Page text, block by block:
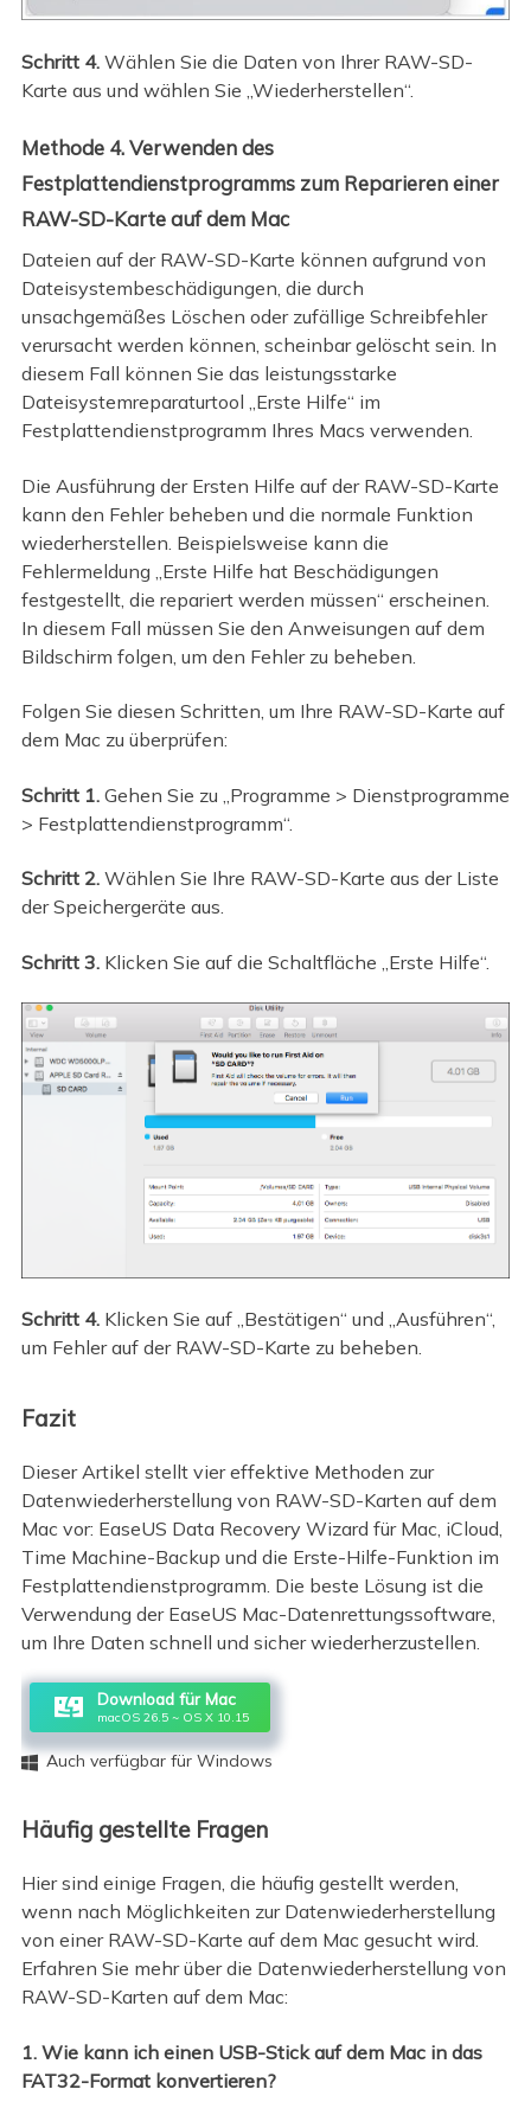
Schritt 4.Wählen Sie die Daten von Ihrer RAW-SD-
Karte aus und wählen Sie „Wiederherstellen“.
Methode 4. Verwenden des
Festplattendienstprogramms zum Reparieren einer
RAW-SD-Karte auf dem Mac
Dateien auf der RAW-SD-Karte können aufgrund von
Dateisystembeschädigungen, die durch
unsachgemäßes Löschen oder zufällige Schreibfehler
verursacht werden können, scheinbar gelöscht sein. In
diesem Fall können Sie das leistungsstarke
Dateisystemreparaturtool „Erste Hilfe“ im
Festplattendienstprogramm Ihres Macs verwenden.
Die Ausführung der Ersten Hilfe auf der RAW-SD-Karte
kann den Fehler beheben und die normale Funktion
wiederherstellen. Beispielsweise kann die
Fehlermeldung „Erste Hilfe hat Beschädigungen
festgestellt, die repariert werden müssen“ erscheinen.
In diesem Fall müssen Sie den Anweisungen auf dem
Bildschirm folgen, um den Fehler zu beheben.
Folgen Sie diesen Schritten, um Ihre RAW-SD-Karte auf
dem Mac zu überprüfen:
Schritt 1.Gehen Sie zu „Programme > Dienstprogramme
> Festplattendienstprogramm“.
Schritt 2.Wählen Sie Ihre RAW-SD-Karte aus der Liste
der Speichergeräte aus.
Schritt 3.Klicken Sie auf die Schaltfläche „Erste Hilfe“.
Schritt 4.Klicken Sie auf „Bestätigen“ und „Ausführen“,
um Fehler auf der RAW-SD-Karte zu beheben.
Fazit
Dieser Artikel stellt vier effektive Methoden zur
Datenwiederherstellung von RAW-SD-Karten auf dem
Mac vor: EaseUS Data Recovery Wizard für Mac, iCloud,
Time Machine-Backup und die Erste-Hilfe-Funktion im
Festplattendienstprogramm. Die beste Lösung ist die
Verwendung der EaseUS Mac-Datenrettungssoftware,
um Ihre Daten schnell und sicher wiederherzustellen.
Download für Mac
macOS 26.5 ~ OS X 10.15
 Auch verfügbar für Windows
Häufig gestellte Fragen
Hier sind einige Fragen, die häufig gestellt werden,
wenn nach Möglichkeiten zur Datenwiederherstellung
von einer RAW-SD-Karte auf dem Mac gesucht wird.
Erfahren Sie mehr über die Datenwiederherstellung von
RAW-SD-Karten auf dem Mac:
1. Wie kann ich einen USB-Stick auf dem Mac in das
FAT32-Format konvertieren?